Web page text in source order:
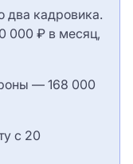
два кадровика.
000 ₽ в месяц,
— 168 000
с 20